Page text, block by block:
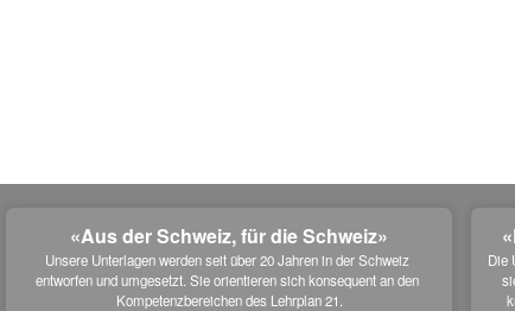
«Aus der Schweiz, für die Schweiz»
Unsere Unterlagen werden seit über 20 Jahren in der Schweiz
entworfen und umgesetzt. Sie orientieren sich konsequent an den
Kompetenzbereichen des Lehrplan 21.
Die